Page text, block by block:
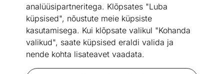
analüüsipartneritega. Klõpsates "Luba
küpsised", nõustute meie küpsiste
kasutamisega. Kui klõpsate valikul "Kohanda
valikud", saate küpsised eraldi valida ja
nende kohta lisateavet vaadata.